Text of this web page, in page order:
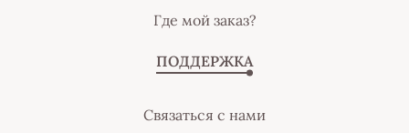
Где мой заказ?
ПОДДЕРЖКА
Связаться с нами